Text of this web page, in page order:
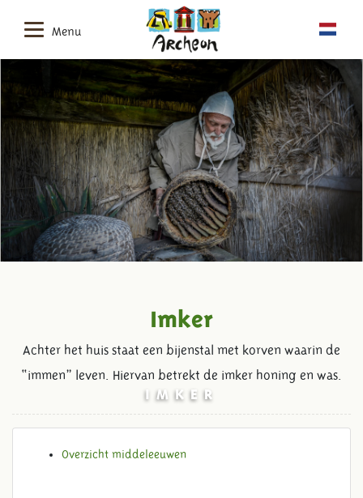
Menu
IMKER
Imker
Achter het huis staat een bijenstal met korven waarin de
“immen” leven. Hiervan betrekt de imker honing en was.
Overzicht middeleeuwen